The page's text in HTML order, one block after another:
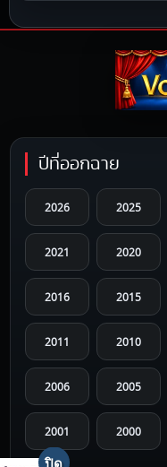
ปีที่ออกฉาย
2026 2025
2021 2020
2016 2015
2011 2010
2006 2005
2001 2000